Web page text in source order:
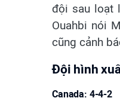
đội sau loạt
Ouahbi nói
cũng cảnh
Đội hình
Canada: 4-4-2